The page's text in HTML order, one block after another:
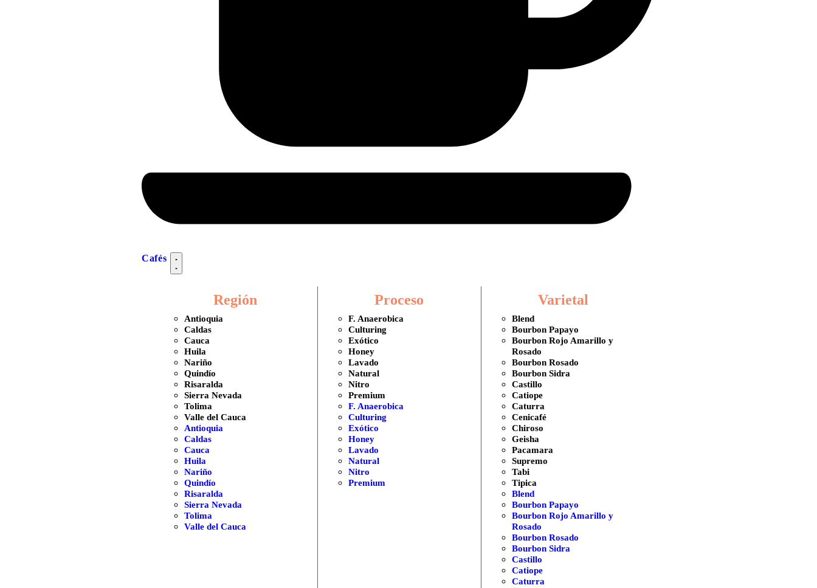
Cafés
Región
Antioquia
Caldas
Cauca
Huila
Nariño
Quindío
Risaralda
Sierra Nevada
Tolima
Valle del Cauca
Antioquia
Caldas
Cauca
Huila
Nariño
Quindío
Risaralda
Sierra Nevada
Tolima
Valle del Cauca
Proceso
F. Anaerobica
Culturing
Exótico
Honey
Lavado
Natural
Nitro
Premium
F. Anaerobica
Culturing
Exótico
Honey
Lavado
Natural
Nitro
Premium
Varietal
Blend
Bourbon Papayo
Bourbon Rojo Amarillo y
Rosado
Bourbon Rosado
Bourbon Sidra
Castillo
Catiope
Caturra
Cenicafé
Chiroso
Geisha
Pacamara
Supremo
Tabi
Tipica
Blend
Bourbon Papayo
Bourbon Rojo Amarillo y
Rosado
Bourbon Rosado
Bourbon Sidra
Castillo
Catiope
Caturra